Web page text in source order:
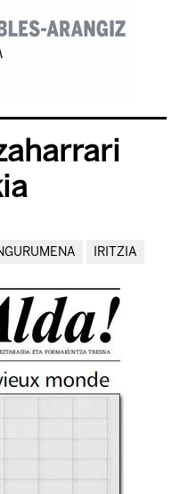
IRITZIA